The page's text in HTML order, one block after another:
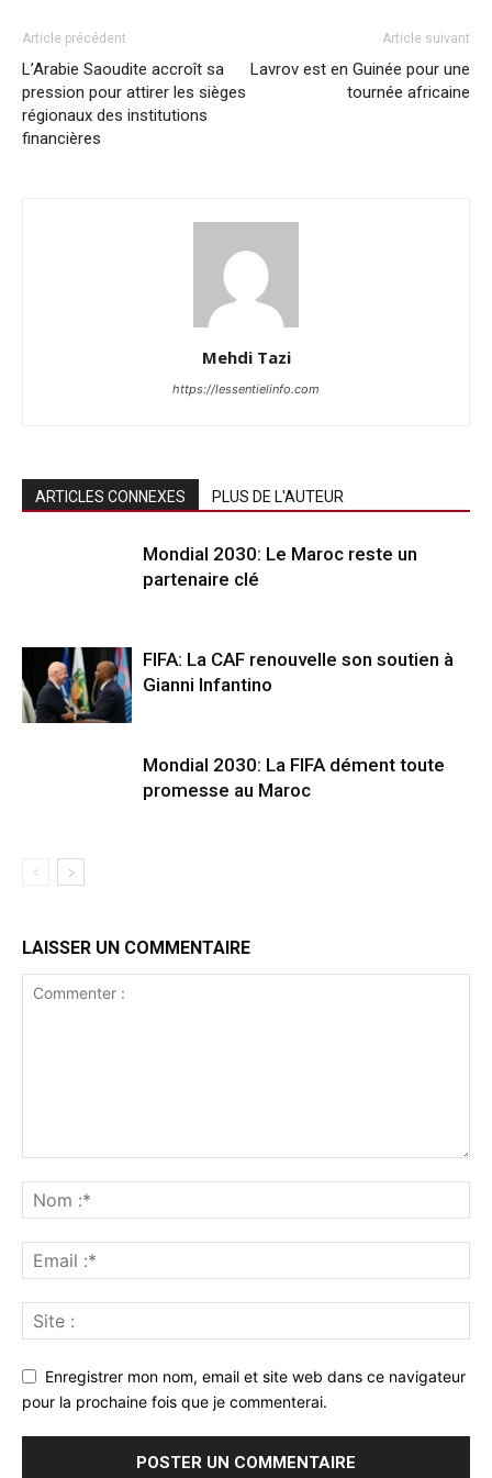
Article précédent
L’Arabie Saoudite accroît sa
pression pour attirer les sièges
régionaux des institutions
financières
Article suivant
Lavrov est en Guinée pour une
tournée africaine
Mehdi Tazi
https://lessentielinfo.com
ARTICLES CONNEXES PLUS DE L'AUTEUR
Mondial 2030: Le Maroc reste un
partenaire clé
FIFA: La CAF renouvelle son soutien à
Gianni Infantino
Mondial 2030: La FIFA dément toute
promesse au Maroc
LAISSER UN COMMENTAIRE
Enregistrer mon nom, email et site web dans ce navigateur
pour la prochaine fois que je commenterai.